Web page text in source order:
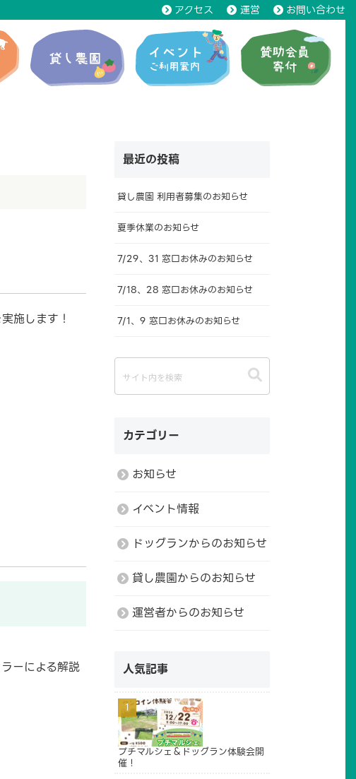
アクセス 運営 お問い合わせ
施します！
ーによる解説
最近の投稿
貸し農園 利用者募集のお知らせ
夏季休業のお知らせ
7/29、31 窓口お休みのお知らせ
7/18、28 窓口お休みのお知らせ
7/1、9 窓口お休みのお知らせ
カテゴリー
お知らせ
イベント情報
ドッグランからのお知らせ
貸し農園からのお知らせ
運営者からのお知らせ
人気記事
プチマルシェ＆ドッグラン体験会開
催！